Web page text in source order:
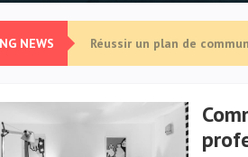
NEWS Réussir un plan de
Repositionner une offre
Réorganiser son
Se différencier de la